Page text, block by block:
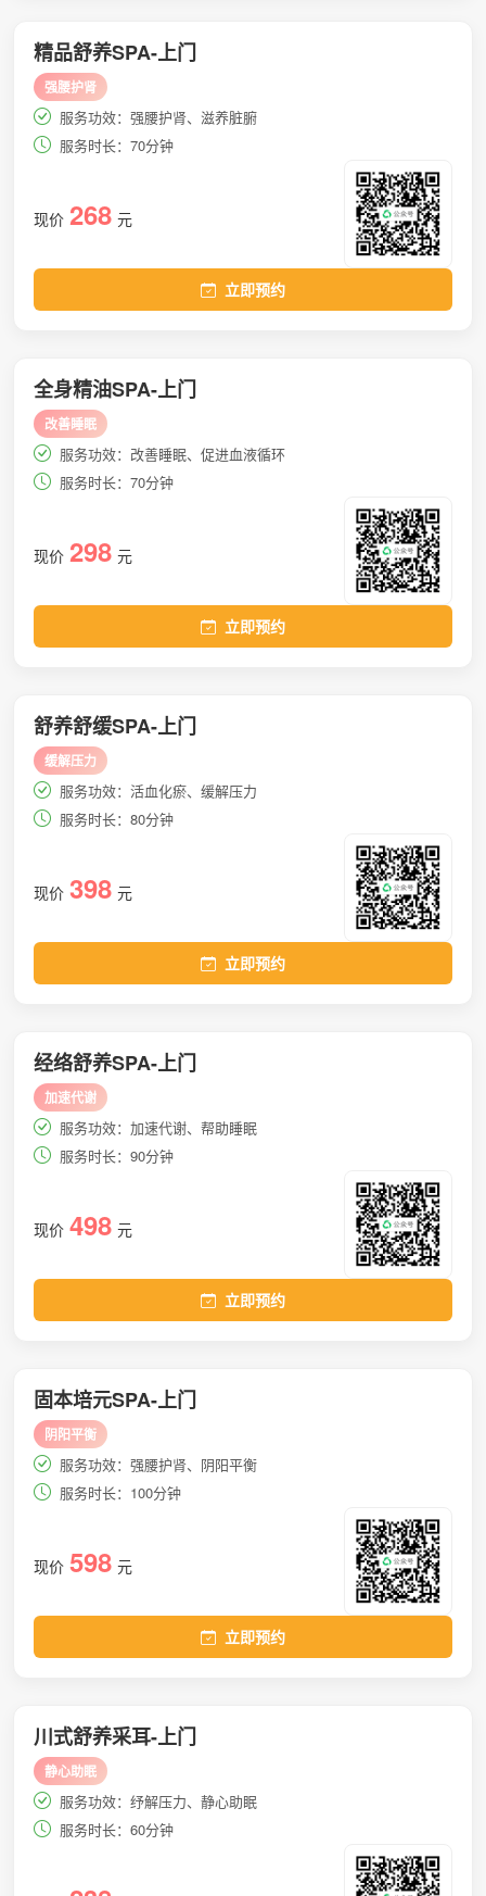
精品舒养SPA-上门
强腰护肾
服务功效：强腰护肾、滋养脏腑
服务时长：70分钟
现价 268 元
立即预约
全身精油SPA-上门
改善睡眠
服务功效：改善睡眠、促进血液循环
服务时长：70分钟
现价 298 元
立即预约
舒养舒缓SPA-上门
缓解压力
服务功效：活血化瘀、缓解压力
服务时长：80分钟
现价 398 元
立即预约
经络舒养SPA-上门
加速代谢
服务功效：加速代谢、帮助睡眠
服务时长：90分钟
现价 498 元
立即预约
固本培元SPA-上门
阴阳平衡
服务功效：强腰护肾、阴阳平衡
服务时长：100分钟
现价 598 元
立即预约
川式舒养采耳-上门
静心助眠
服务功效：纾解压力、静心助眠
服务时长：60分钟